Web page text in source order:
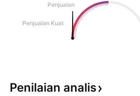
Penjualan
Penjualan Kuat
Penilaian analis